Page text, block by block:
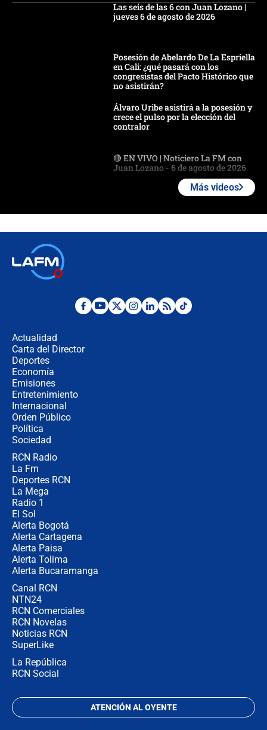
Las seis de las 6 con Juan Lozano |
jueves 6 de agosto de 2026
Posesión de Abelardo De La Espriella
en Cali: ¿qué pasará con los
congresistas del Pacto Histórico que
no asistirán?
Álvaro Uribe asistirá a la posesión y
crece el pulso por la elección del
contralor
🔴 EN VIVO | Noticiero La FM con
Juan Lozano - 6 de agosto de 2026
desde Barranquilla? Experto explica
Alias ‘Calarcá’ habría pagado $60
Más videos
Actualidad
Carta del Director
Deportes
Economía
Emisiones
Entretenimiento
Internacional
Orden Público
Política
Sociedad
RCN Radio
La Fm
Deportes RCN
La Mega
Radio 1
El Sol
Alerta Bogotá
Alerta Cartagena
Alerta Paisa
Alerta Tolima
Alerta Bucaramanga
Canal RCN
NTN24
RCN Comerciales
RCN Novelas
Noticias RCN
SuperLike
La República
RCN Social
ATENCIÓN AL OYENTE